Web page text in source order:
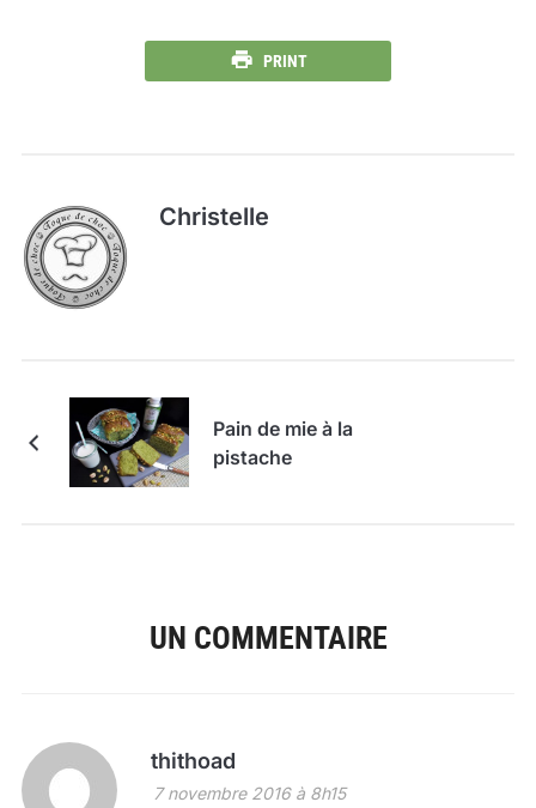
PRINT
Christelle
Pain de mie à la
pistache
UN COMMENTAIRE
thithoad
7 novembre 2016 à 8h15